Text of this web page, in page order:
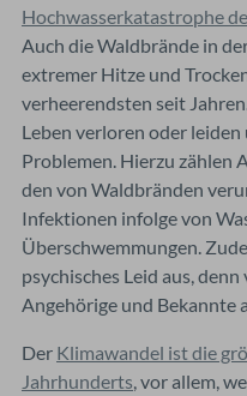
Hochwasserkatastrophe
Auch die Waldbrände in
extremer Hitze und
verheerendsten seit
Leben verloren oder
Problemen. Hierzu zählen
den von Waldbränden
Infektionen infolge von
Überschwemmungen.
psychisches Leid aus,
Angehörige und Bekannte
Der Klimawandel ist die
Jahrhunderts , vor allem,